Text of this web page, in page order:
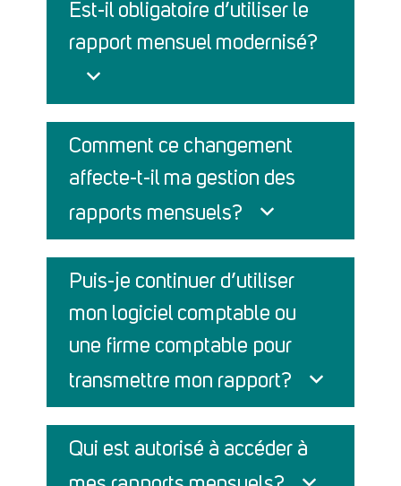
Est-il obligatoire d’utiliser le
rapport mensuel modernisé?
Comment ce changement
affecte-t-il ma gestion des
rapports mensuels?
Puis-je continuer d’utiliser
mon logiciel comptable ou
une firme comptable pour
transmettre mon rapport?
Qui est autorisé à accéder à